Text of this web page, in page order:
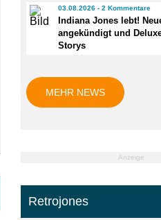
03.08.2026 - 2 Kommentare
Indiana Jones lebt!
angekündigt und
Storys
MEHR NEWS
Anzeige
Retrojones